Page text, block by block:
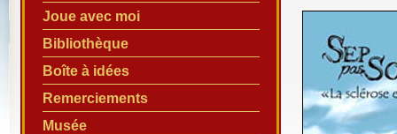
Joue avec moi
Bibliothèque
Boîte à idées
Remerciements
Musée